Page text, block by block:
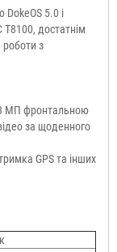
5.0 і
достатнім
роботи з
МП фронтальною
за щоденного
GPS та інших